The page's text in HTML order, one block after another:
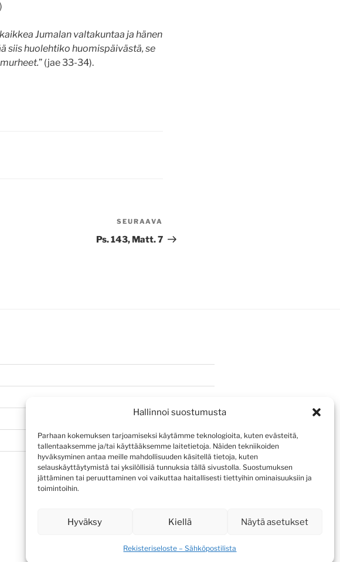
Hallinnoi suostumusta
Parhaan kokemuksen tarjoamiseksi käytämme teknologioita, kuten evästeitä,
tallentaaksemme ja/tai käyttääksemme laitetietoja. Näiden tekniikoiden
hyväksyminen antaa meille mahdollisuuden käsitellä tietoja, kuten
selauskäyttäytymistä tai yksilöllisiä tunnuksia tällä sivustolla. Suostumuksen
jättäminen tai peruuttaminen voi vaikuttaa haitallisesti tiettyihin ominaisuuksiin ja
toimintoihin.
Hyväksy Kiellä Näytä asetukset
Rekisteriseloste – Sähköpostilista
Jumalan valtakuntaa ja hänen
siis huolehtiko huomispäivästä, se
” (jae 33-34).
artikkeli
SEURAAVA
Ps. 143, Matt. 7